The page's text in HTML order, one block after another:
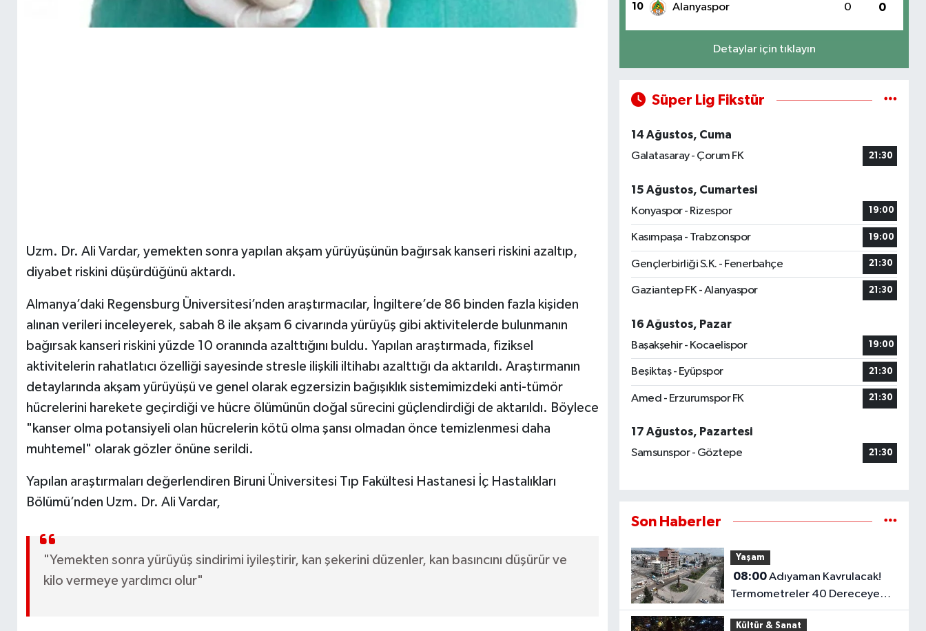
Uzm. Dr. Ali Vardar, yemekten sonra yapılan akşam yürüyüşünün bağırsak kanseri riskini azaltıp,
diyabet riskini düşürdüğünü aktardı.
Almanya’daki Regensburg Üniversitesi’nden araştırmacılar, İngiltere’de 86 binden fazla kişiden
alınan verileri inceleyerek, sabah 8 ile akşam 6 civarında yürüyüş gibi aktivitelerde bulunmanın
bağırsak kanseri riskini yüzde 10 oranında azalttığını buldu. Yapılan araştırmada, fiziksel
aktivitelerin rahatlatıcı özelliği sayesinde stresle ilişkili iltihabı azalttığı da aktarıldı. Araştırmanın
detaylarında akşam yürüyüşü ve genel olarak egzersizin bağışıklık sistemimizdeki anti-tümör
hücrelerini harekete geçirdiği ve hücre ölümünün doğal sürecini güçlendirdiği de aktarıldı. Böylece
"kanser olma potansiyeli olan hücrelerin kötü olma şansı olmadan önce temizlenmesi daha
muhtemel" olarak gözler önüne serildi.
Yapılan araştırmaları değerlendiren Biruni Üniversitesi Tıp Fakültesi Hastanesi İç Hastalıkları
Bölümü’nden Uzm. Dr. Ali Vardar,
"Yemekten sonra yürüyüş sindirimi iyileştirir, kan şekerini düzenler, kan basıncını düşürür ve
kilo vermeye yardımcı olur"
10 Alanyaspor 0 0
Detaylar için tıklayın
Süper Lig Fikstür
14 Ağustos, Cuma
Galatasaray - Çorum FK
21:30
15 Ağustos, Cumartesi
Konyaspor - Rizespor
19:00
Kasımpaşa - Trabzonspor 19:00
Gençlerbirliği S.K. - Fenerbahçe 21:30
Gaziantep FK - Alanyaspor 21:30
16 Ağustos, Pazar
Başakşehir - Kocaelispor
19:00
Beşiktaş - Eyüpspor 21:30
Amed - Erzurumspor FK 21:30
17 Ağustos, Pazartesi
Samsunspor - Göztepe
21:30
Son Haberler
Yaşam
08:00Adıyaman Kavrulacak!
Termometreler 40 Dereceye
Dayanacak
Kültür & Sanat